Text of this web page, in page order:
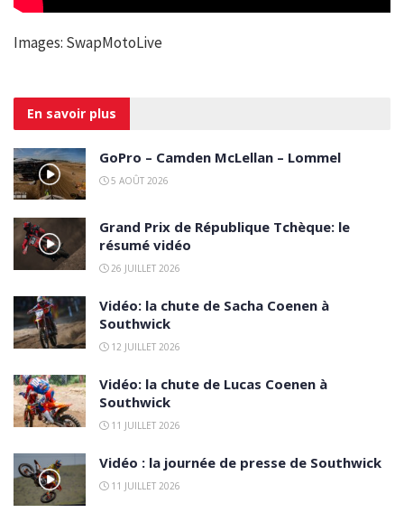
Images: SwapMotoLive
En savoir plus
GoPro – Camden McLellan – Lommel
5 AOÛT 2026
Grand Prix de République Tchèque: le
résumé vidéo
26 JUILLET 2026
Vidéo: la chute de Sacha Coenen à
Southwick
12 JUILLET 2026
Vidéo: la chute de Lucas Coenen à
Southwick
11 JUILLET 2026
Vidéo : la journée de presse de Southwick
11 JUILLET 2026